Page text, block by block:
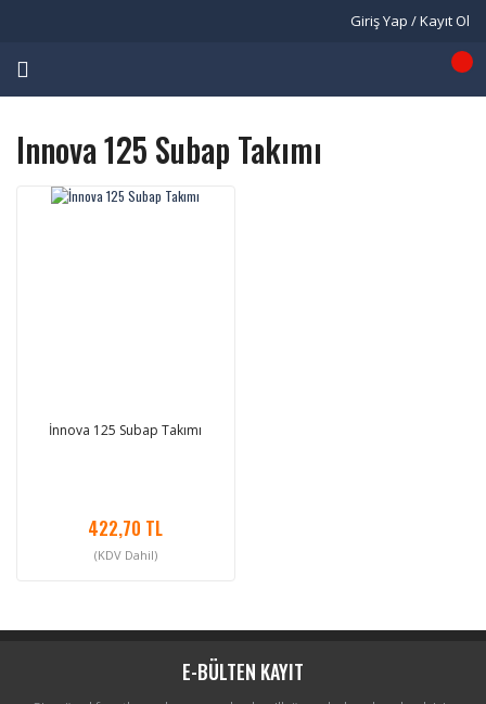
Giriş Yap / Kayıt Ol
Innova 125 Subap Takımı
İnnova 125 Subap Takımı
422,70 TL
(KDV Dahil)
E-BÜLTEN KAYIT